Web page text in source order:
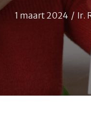
1 maart 2024 / Ir.